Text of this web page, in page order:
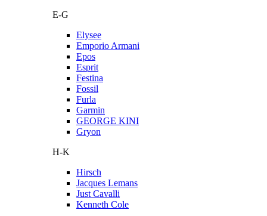
E-G
Elysee
Emporio Armani
Epos
Esprit
Festina
Fossil
Furla
Garmin
GEORGE KINI
Gryon
H-K
Hirsch
Jacques Lemans
Just Cavalli
Kenneth Cole